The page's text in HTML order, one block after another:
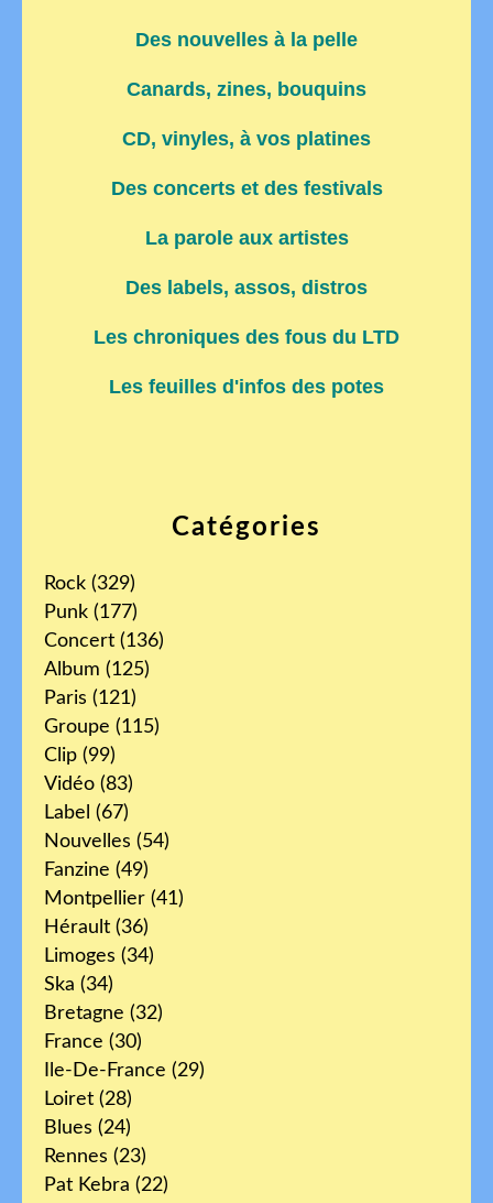
Catégories
Rock (329)
Punk (177)
Concert (136)
Album (125)
Paris (121)
Groupe (115)
Clip (99)
Vidéo (83)
Label (67)
Nouvelles (54)
Fanzine (49)
Montpellier (41)
Hérault (36)
Limoges (34)
Ska (34)
Bretagne (32)
France (30)
Ile-De-France (29)
Loiret (28)
Blues (24)
Rennes (23)
Pat Kebra (22)
Des nouvelles à la pelle
Canards, zines, bouquins
CD, vinyles, à vos platines
Des concerts et des festivals
La parole aux artistes
Des labels, assos, distros
Les chroniques des fous du LTD
Les feuilles d'infos des potes